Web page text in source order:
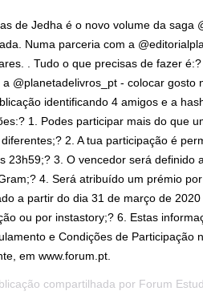
de Jedha é o novo volume da saga
Numa parceria com a
. Tudo o que precisas de fazer
a @planetadelivros_pt - colocar gosto
identificando 4 amigos e a
1. Podes participar mais do que
2. A tua participação é
23h59;? 3. O vencedor será definido
4. Será atribuído um prémio
a partir do dia 31 de março de
ou por instastory;? 6. Estas
e Condições de Participação
em www.forum.pt.
compartilhada por Forum